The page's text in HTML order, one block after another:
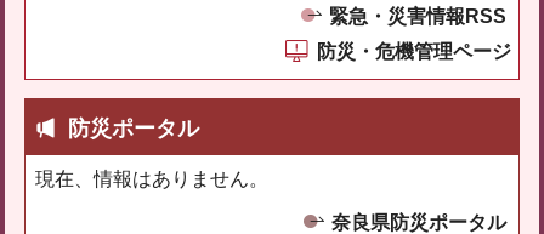
緊急・災害情報RSS
防災・危機管理ページ
防災ポータル
現在、情報はありません。
奈良県防災ポータル